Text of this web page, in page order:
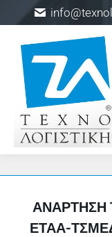
ΑΝΆΡΤΗΣΗ
ΕΤΑΑ-